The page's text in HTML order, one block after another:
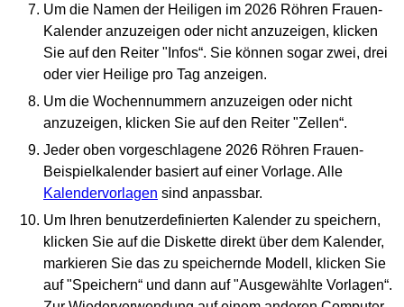
Um die Namen der Heiligen im 2026 Röhren Frauen-
Kalender anzuzeigen oder nicht anzuzeigen, klicken
Sie auf den Reiter "Infos“. Sie können sogar zwei, drei
oder vier Heilige pro Tag anzeigen.
Um die Wochennummern anzuzeigen oder nicht
anzuzeigen, klicken Sie auf den Reiter "Zellen“.
Jeder oben vorgeschlagene 2026 Röhren Frauen-
Beispielkalender basiert auf einer Vorlage. Alle
Kalendervorlagen sind anpassbar.
Um Ihren benutzerdefinierten Kalender zu speichern,
klicken Sie auf die Diskette direkt über dem Kalender,
markieren Sie das zu speichernde Modell, klicken Sie
auf "Speichern“ und dann auf "Ausgewählte Vorlagen“.